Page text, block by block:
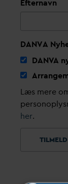
Efternavn
DANVA
DANVA
Læs mere
her.